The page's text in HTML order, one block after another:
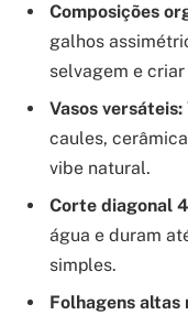
Composições
galhos
selvagem e
Vasos versáteis:
caules,
vibe natural.
Corte diagonal
água e duram
simples.
Folhagens altas